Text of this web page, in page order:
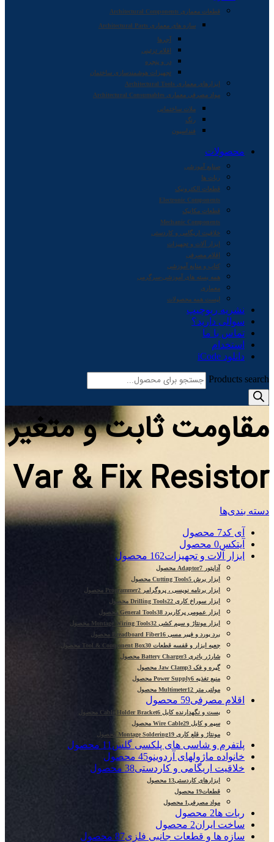
قطعات معماری Architectural Components
سازه های معماری Architectural Parts
آجرها
اقلام تزئینی
در و پنجره
تجهیزات هوشمندسازی ساختمان
ابزارهای معماری Architectural Tools
مواد مصرفی معماری Architectural Consumables
ملات ساختمانی
رنگ
فنداسیون
محصولات
صنایع آموزشی
ربات ها
قطعات الکترونیک
Electronic Components
قطعات مکانیک
Mechanic Components
خلاقیت اریگامی و کاردستی
ابزار آلات و تجهیزات
اقلام مصرفی
کتاب و منابع آموزشی
همه بسته های آموزشی-سرگرمی
معماری
لیست همه محصولات
نشریه ربوچیپ
سوالی دارید؟
تماس با ما
استخدام
دانلود iCode
Products search
مقاومت ثابت و متغیر
Var & Fix Resistor
دسته بندی‌ها
آی کد7 محصول
آیتکس0 محصول
ابزار آلات و تجهیزات162 محصول
آداپتور Adaptor 7 محصول
ابزار برش Cutting Tools 5 محصول
ابزار برنامه نویسی ، پروگرامر Programmer 2 محصول
ابزار سوراخ کاری Drilling Tools 22 محصول
ابزار عمومی پرکاربرد General Tools 38 محصول
ابزار مونتاژ و سیم کشی Montage Wiring Tools 32 محصول
برد بورد و فیبر مسی Breadboard Fiber 16 محصول
جعبه ابزار و قفسه قطعات Tool & Component Box 30 محصول
شارژر باتری Battery Charger 3 محصول
گیره و فک Jaw Clamp 3 محصول
منبع تغذیه Power Supply 6 محصول
مولتی متر Multimeter 12 محصول
اقلام مصرفی59 محصول
بست و نگهدارنده کابل Cable Holder Bracket 6 محصول
سیم و کابل Wire Cable 29 محصول
مونتاژ و قلع کاری Montage Soldering 19 محصول
پلتفرم و شاسی های پلکسی گلس 11 محصول
خانواده ماژولهای آردوینو45 محصول
خلاقیت اریگامی و کاردستی38 محصول
ابزارهای کاردستی13 محصول
قطعات19 محصول
مواد مصرفی1 محصول
ربات ها2 محصول
ساخت ایران2 محصول
سازه ها و قطعات جانبی فلزی87 محصول